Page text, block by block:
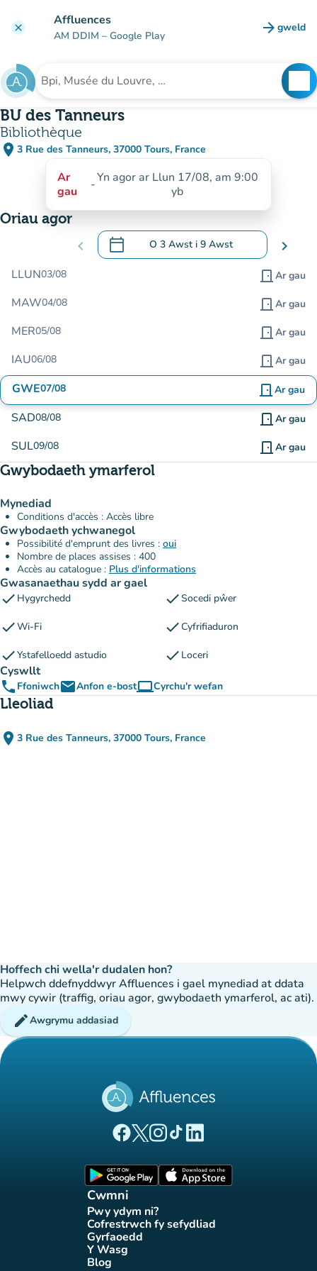
clear Affluences
AM DDIM – Google Play arrow_forward gweld
(tab
Chwilio am sefydliad
BU des Tanneurs
Bibliothèque
place 3 Rue des Tanneurs, 37000 Tours, France
(agor yn Google Maps)
(tab newydd)
Ar
gau
-Yn agor ar Llun 17/08, am 9:00
yb
Oriau agor
chevron_left calendar_today O 3 Awst i 9 Awst
.Agor y calendr i newid dyddiadau chevron_right
LLUN03/08 door_front Ar gau
MAW04/08 door_front Ar gau
MER05/08 door_front Ar gau
IAU06/08 door_front Ar gau
GWE07/08 door_front Ar gau
SAD08/08 door_front Ar gau
SUL09/08 door_front Ar gau
Gwybodaeth ymarferol
Mynediad
Conditions d'accès : Accès libre
Gwybodaeth ychwanegol
Possibilité d'emprunt des livres : oui
Nombre de places assises : 400
Accès au catalogue : Plus d'informations
Gwasanaethau sydd ar gael
check Hygyrchedd checkSocedi pŵer
checkWi-Fi checkCyfrifiaduron
checkYstafelloedd astudio check Loceri
Cyswllt
phone FfoniwchemailAnfon e-bostcomputerCyrchu'r wefan
(tab newydd)
Lleoliad
place 3 Rue des Tanneurs, 37000 Tours, France
(agor yn Google Maps)
(tab newydd)
Hoffech chi wella'r dudalen hon?
Helpwch ddefnyddwyr Affluences i gael mynediad at ddata
mwy cywir (traffig, oriau agor, gwybodaeth ymarferol, ac ati).
editAwgrymu addasiad
(tab newydd)
(tab newydd)
(tab newydd)
(tab newydd)
(tab newydd)
Cwmni
Pwy ydym ni?
(tab newydd)
Cofrestrwch fy sefydliad
(tab newydd)
Gyrfaoedd(tab newydd)
Y Wasg(tab newydd)
Blog